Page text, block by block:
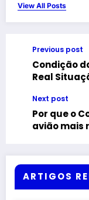
View All Posts
Previous post
Condição
Real
Next post
Por que o
avião mais
ARTIGOS